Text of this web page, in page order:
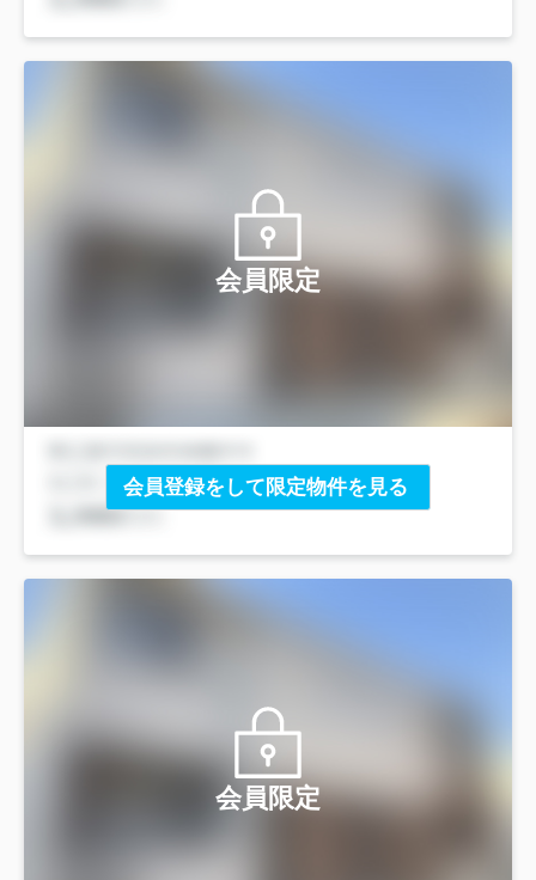
会員限定
会員登録をして限定物件を見る
会員限定